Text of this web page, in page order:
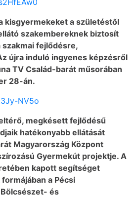
kisgyermekeket a születéstől
szakembereknek biztosít
fejlődésre,
újra induló ingyenes képzésről
TV Család-barát műsorában
28-án.
NV5o
megkésett fejlődésű
hatékonyabb ellátását
Magyarország Központ
Gyermekút projektje. A
kapott segítséget
a Pécsi
és